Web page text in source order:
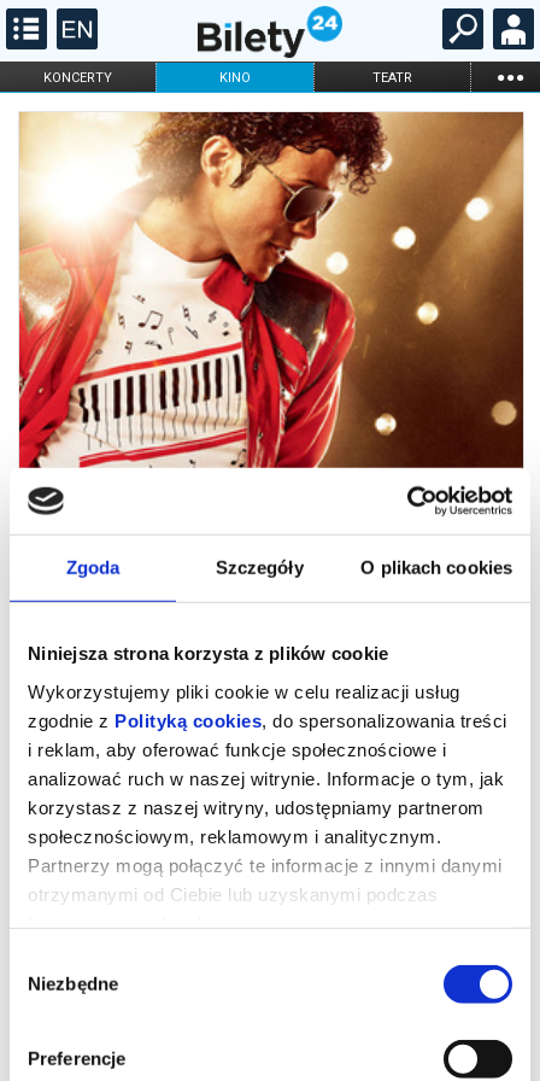
Zgoda Szczegóły O plikach cookies
Niniejsza strona korzysta z plików cookie
Wykorzystujemy pliki cookie w celu realizacji usług
zgodnie z Polityką cookies , do spersonalizowania treści
i reklam, aby oferować funkcje społecznościowe i
analizować ruch w naszej witrynie. Informacje o tym, jak
korzystasz z naszej witryny, udostępniamy partnerom
społecznościowym, reklamowym i analitycznym.
Partnerzy mogą połączyć te informacje z innymi danymi
otrzymanymi od Ciebie lub uzyskanymi podczas
zgody
Niezbędne
Preferencje
KONCERTY KINO TEATR ...
FILHARMONIA OPERA I BALET
STAND-UP
ONLINE KARNETY
Michael
dziesięciorga dzieci od najmłodszych lat jest przygotowywany do
kariery muzycznej pod okiem surowego ojca (Colman Domingo). Z
w wieku 13 lat rozpoczyna karierę solową. Również w dorosłości
życiem Michaela (Jaafar Jackson) rządzi muzyka.